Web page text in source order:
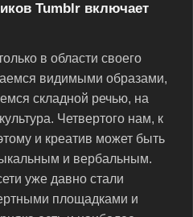
Tumblr включает
в области своего
видимыми образами,
складной речью, на
Четвертого нам, к
и креатив может быть
и вербальным.
уже давно стали
площадками и